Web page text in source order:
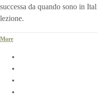
successa da quando sono in
lezione.
More